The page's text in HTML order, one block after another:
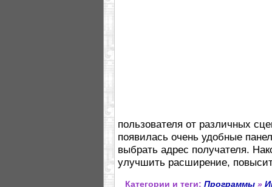
пользователя от различных
появилась очень удобные
выбрать адрес получателя.
улучшить расширение,
Категории и теги: Программы »